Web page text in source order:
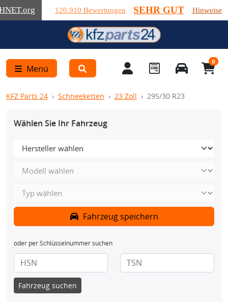
.org 120.910 Bewertungen SEHR GUT Hinweise
Menü
0
KFZ Parts 24 Schneeketten 23 Zoll 295/30 R23
Wählen Sie Ihr Fahrzeug
Fahrzeug speichern
oder per Schlüsselnummer suchen
Fahrzeug suchen